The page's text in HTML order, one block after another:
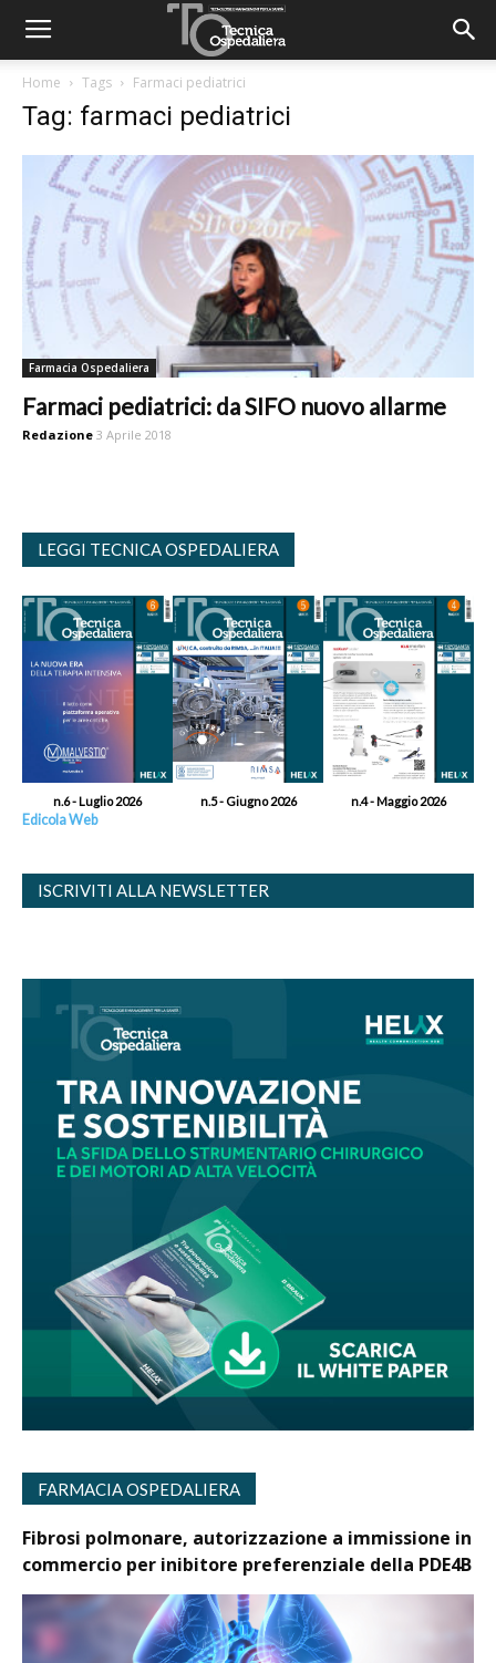
Home Tags Farmaci pediatrici
Tag: farmaci pediatrici
Farmacia Ospedaliera
Farmaci pediatrici: da SIFO nuovo allarme
Redazione 3 Aprile 2018
LEGGI TECNICA OSPEDALIERA
n.6 - Luglio 2026 n.5 - Giugno 2026 n.4 - Maggio 2026
Edicola Web
ISCRIVITI ALLA NEWSLETTER
FARMACIA OSPEDALIERA
Fibrosi polmonare, autorizzazione a immissione in
commercio per inibitore preferenziale della PDE4B